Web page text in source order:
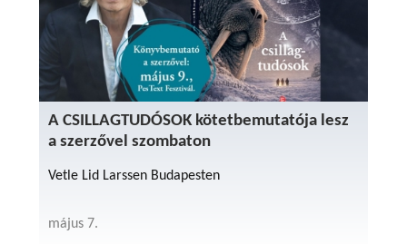
A CSILLAGTUDÓSOK kötetbemutatója lesz
a szerzővel szombaton
Vetle Lid Larssen Budapesten
május 7.